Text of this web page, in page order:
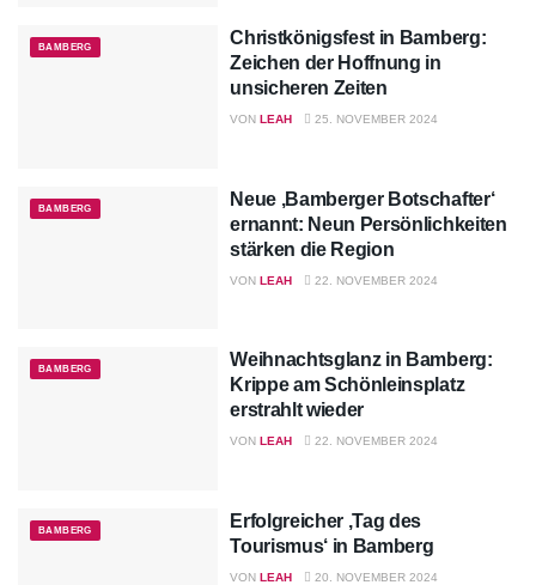
BAMBERG
Christkönigsfest in Bamberg:
Zeichen der Hoffnung in
unsicheren Zeiten
VON LEAH 25. NOVEMBER 2024
BAMBERG
Neue ‚Bamberger Botschafter‘
ernannt: Neun Persönlichkeiten
stärken die Region
VON LEAH 22. NOVEMBER 2024
BAMBERG
Weihnachtsglanz in Bamberg:
Krippe am Schönleinsplatz
erstrahlt wieder
VON LEAH 22. NOVEMBER 2024
BAMBERG
Erfolgreicher ‚Tag des
Tourismus‘ in Bamberg
VON LEAH 20. NOVEMBER 2024